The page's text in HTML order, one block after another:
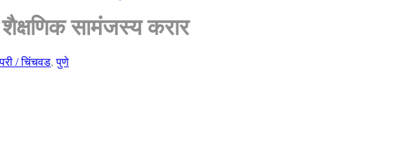
सामंजस्य करार
/ चिंचवड,पुणे